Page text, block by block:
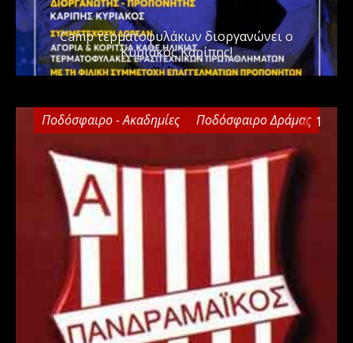
Camp τερματοφυλάκων διοργανώνει ο
Κυριάκος Καρίπης!
Ποδόσφαιρο - Ακαδημίες Ποδόσφαιρο Δράμας 1